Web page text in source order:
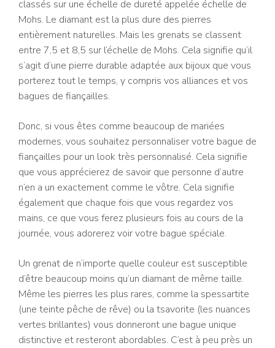
classés sur une échelle de dureté appelée échelle de
Mohs. Le diamant est la plus dure des pierres
entièrement naturelles. Mais les grenats se classent
entre 7,5 et 8,5 sur l’échelle de Mohs. Cela signifie qu’il
s’agit d’une pierre durable adaptée aux bijoux que vous
porterez tout le temps, y compris vos alliances et vos
bagues de fiançailles.
Donc, si vous êtes comme beaucoup de mariées
modernes, vous souhaitez personnaliser votre bague de
fiançailles pour un look très personnalisé. Cela signifie
que vous apprécierez de savoir que personne d’autre
n’en a un exactement comme le vôtre. Cela signifie
également que chaque fois que vous regardez vos
mains, ce que vous ferez plusieurs fois au cours de la
journée, vous adorerez voir votre bague spéciale.
Un grenat de n’importe quelle couleur est susceptible
d’être beaucoup moins qu’un diamant de même taille.
Même les pierres les plus rares, comme la spessartite
(une teinte pêche de rêve) ou la tsavorite (les nuances
vertes brillantes) vous donneront une bague unique
distinctive et resteront abordables. C’est à peu près un